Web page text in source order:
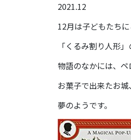
2021.12
12月は子どもたちに
「くるみ割り人形
物語のなかには、
お菓子で出来たお
夢のようです。